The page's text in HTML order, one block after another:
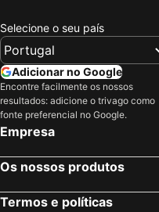
Selecione o seu país
Adicionar no Google
Encontre facilmente os nossos
resultados: adicione o trivago como
fonte preferencial no Google.
Empresa
Os nossos produtos
Termos e políticas